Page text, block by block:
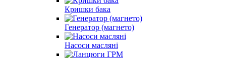
Кришки бака
Генератор (магнето)
Насоси масляні